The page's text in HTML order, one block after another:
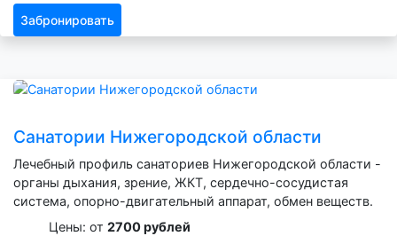
Забронировать
Санатории Нижегородской области
Лечебный профиль санаториев Нижегородской области -
органы дыхания, зрение, ЖКТ, сердечно-сосудистая
система, опорно-двигательный аппарат, обмен веществ.
Цены: от 2700 рублей